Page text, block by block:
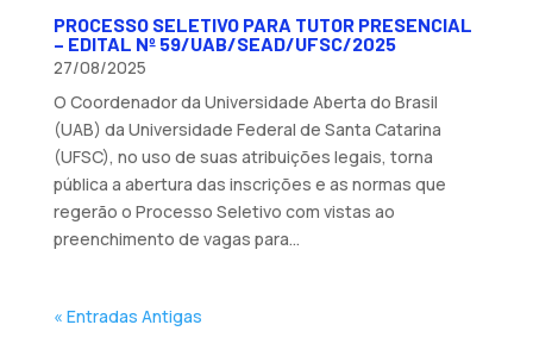
PROCESSO SELETIVO PARA TUTOR PRESENCIAL
– EDITAL Nº 59/UAB/SEAD/UFSC/2025
27/08/2025
O Coordenador da Universidade Aberta do Brasil
(UAB) da Universidade Federal de Santa Catarina
(UFSC), no uso de suas atribuições legais, torna
pública a abertura das inscrições e as normas que
regerão o Processo Seletivo com vistas ao
preenchimento de vagas para...
« Entradas Antigas